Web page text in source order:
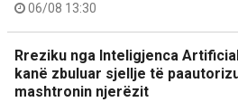
06/08 13:30
Rreziku nga Inteligjenca
kanë zbuluar sjellje të
mashtronin njerëzit